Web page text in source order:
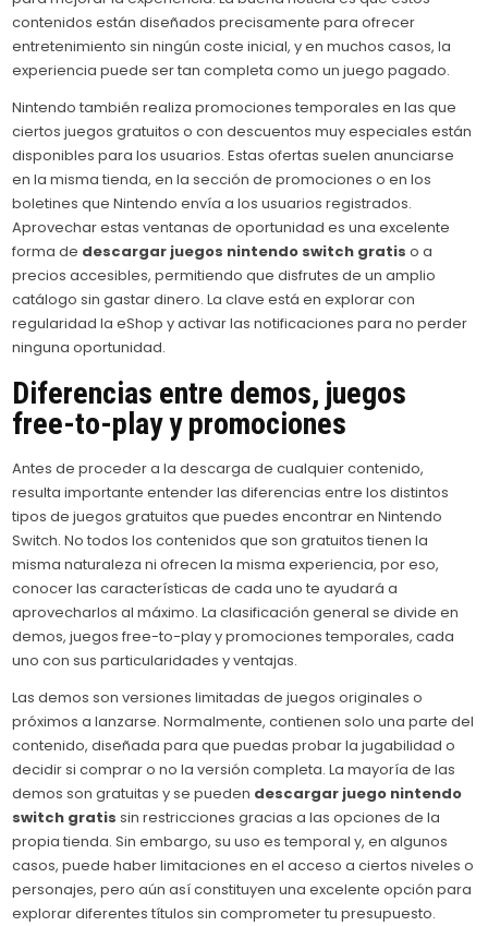
contenidos están diseñados precisamente para ofrecer
entretenimiento sin ningún coste inicial, y en muchos casos, la
experiencia puede ser tan completa como un juego pagado.
Nintendo también realiza promociones temporales en las que
ciertos juegos gratuitos o con descuentos muy especiales están
disponibles para los usuarios. Estas ofertas suelen anunciarse
en la misma tienda, en la sección de promociones o en los
boletines que Nintendo envía a los usuarios registrados.
Aprovechar estas ventanas de oportunidad es una excelente
forma de descargar juegos nintendo switch gratis o a
precios accesibles, permitiendo que disfrutes de un amplio
catálogo sin gastar dinero. La clave está en explorar con
regularidad la eShop y activar las notificaciones para no perder
ninguna oportunidad.
Diferencias entre demos, juegos
free-to-play y promociones
Antes de proceder a la descarga de cualquier contenido,
resulta importante entender las diferencias entre los distintos
tipos de juegos gratuitos que puedes encontrar en Nintendo
Switch. No todos los contenidos que son gratuitos tienen la
misma naturaleza ni ofrecen la misma experiencia, por eso,
conocer las características de cada uno te ayudará a
aprovecharlos al máximo. La clasificación general se divide en
demos, juegos free-to-play y promociones temporales, cada
uno con sus particularidades y ventajas.
Las demos son versiones limitadas de juegos originales o
próximos a lanzarse. Normalmente, contienen solo una parte del
contenido, diseñada para que puedas probar la jugabilidad o
decidir si comprar o no la versión completa. La mayoría de las
demos son gratuitas y se pueden descargar juego nintendo
switch gratis sin restricciones gracias a las opciones de la
propia tienda. Sin embargo, su uso es temporal y, en algunos
casos, puede haber limitaciones en el acceso a ciertos niveles o
personajes, pero aún así constituyen una excelente opción para
explorar diferentes títulos sin comprometer tu presupuesto.